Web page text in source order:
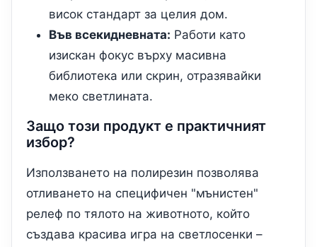
висок стандарт за целия дом.
Във всекидневната: Работи като
изискан фокус върху масивна
библиотека или скрин, отразявайки
меко светлината.
Защо този продукт е практичният
избор?
Използването на полирезин позволява
отливането на специфичен "мънистен"
релеф по тялото на животното, който
създава красива игра на светлосенки –